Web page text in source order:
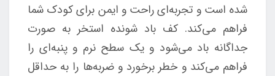
شده است و تجربه‌ای راحت و ایمن برای کودک شما
فراهم می‌کند. کف باد شونده استخر به صورت
جداگانه باد می‌شود و یک سطح نرم و پنبه‌ای را
فراهم می‌کند و خطر برخورد و ضربه‌ها را به حداقل